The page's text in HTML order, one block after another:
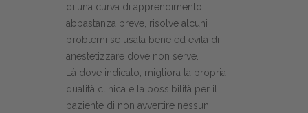
di una curva di apprendimento
abbastanza breve, risolve alcuni
problemi se usata bene ed evita di
anestetizzare dove non serve.
Là dove indicato, migliora la propria
qualità clinica e la possibilità per il
paziente di non avvertire nessun